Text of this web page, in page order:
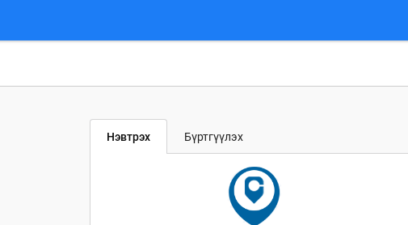
Нэвтрэх Бүртгүүлэх